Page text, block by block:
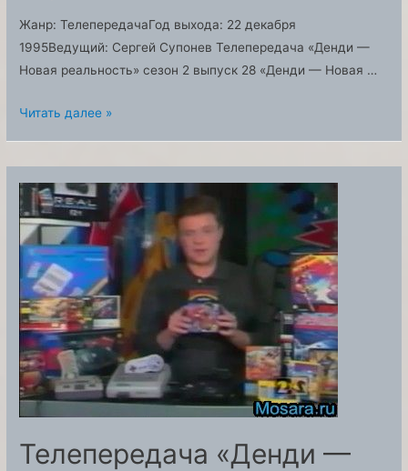
Жанр: ТелепередачаГод выхода: 22 декабря
1995Ведущий: Сергей Супонев Телепередача «Денди —
Новая реальность» сезон 2 выпуск 28 «Денди — Новая …
«Денди
реальность»
сезон
2
выпуск
28
Читать далее »
Телепередача «Денди —